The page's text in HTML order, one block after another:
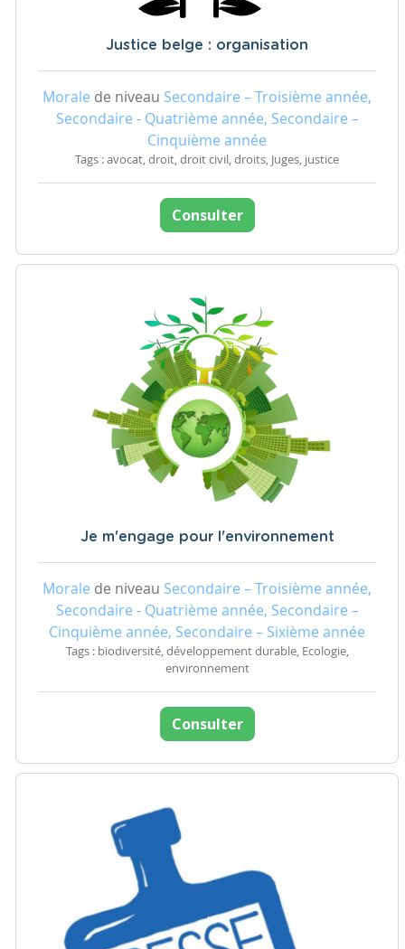
Justice belge : organisation
Morale de niveau Secondaire – Troisième année,
Secondaire - Quatrième année, Secondaire –
Cinquième année
Tags : avocat, droit, droit civil, droits, Juges, justice
Consulter
Je m'engage pour l'environnement
Morale de niveau Secondaire – Troisième année,
Secondaire - Quatrième année, Secondaire –
Cinquième année, Secondaire – Sixième année
Tags : biodiversité, développement durable, Ecologie,
environnement
Consulter